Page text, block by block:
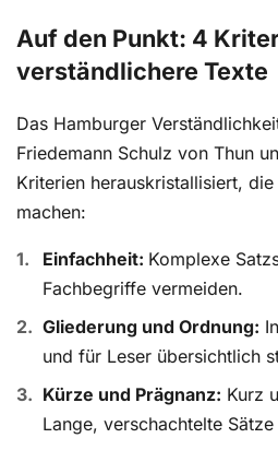
Auf den Punkt: 4
verständlichere Texte
Das Hamburger
Friedemann Schulz von Thun
Kriterien herauskristallisiert,
machen:
Einfachheit: Komplexe
Fachbegriffe vermeiden.
Gliederung und Ordnung:
und für Leser übersichtlich
Kürze und Prägnanz: Kurz
Lange, verschachtelte